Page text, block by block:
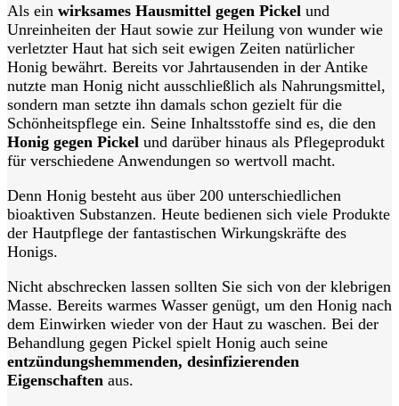
Als ein wirksames Hausmittel gegen Pickel und
Unreinheiten der Haut sowie zur Heilung von wunder wie
verletzter Haut hat sich seit ewigen Zeiten natürlicher
Honig bewährt. Bereits vor Jahrtausenden in der Antike
nutzte man Honig nicht ausschließlich als Nahrungsmittel,
sondern man setzte ihn damals schon gezielt für die
Schönheitspflege ein. Seine Inhaltsstoffe sind es, die den
Honig gegen Pickel und darüber hinaus als Pflegeprodukt
für verschiedene Anwendungen so wertvoll macht.
Denn Honig besteht aus über 200 unterschiedlichen
bioaktiven Substanzen. Heute bedienen sich viele Produkte
der Hautpflege der fantastischen Wirkungskräfte des
Honigs.
Nicht abschrecken lassen sollten Sie sich von der klebrigen
Masse. Bereits warmes Wasser genügt, um den Honig nach
dem Einwirken wieder von der Haut zu waschen. Bei der
Behandlung gegen Pickel spielt Honig auch seine
entzündungshemmenden, desinfizierenden
Eigenschaften aus.